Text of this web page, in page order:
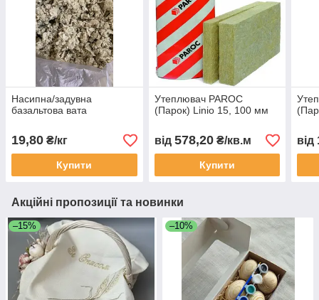
Насипна/задувна
базальтова вата
19,80 ₴/кг
Купити
Утеплювач PAROC
(Парок) Linio 15, 100 мм
від 578,20₴/кв.м
Купити
від
Акційні пропозиції та новинки
–15% –10%